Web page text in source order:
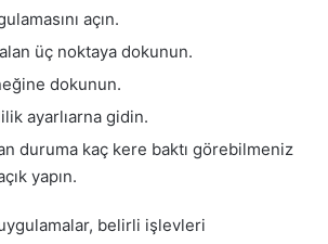
açın.
üç noktaya dokunun.
dokunun.
ayarlıarna gidin.
duruma kaç kere baktı görebilmeniz
yapın.
belirli işlevleri